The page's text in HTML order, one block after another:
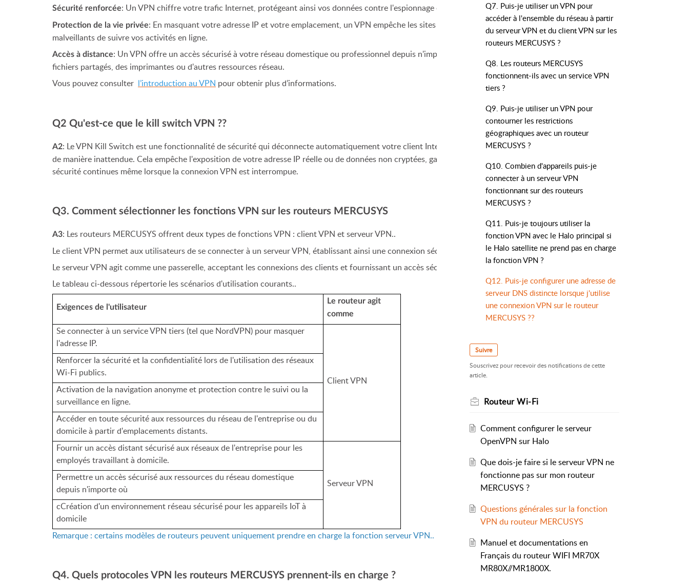
Sécurité renforcée: Un VPN chiffre votre trafic Internet, protégeant ainsi vos données contre l'espionnage et les accès non autorisés.
Protection de la vie privée: En masquant votre adresse IP et votre emplacement, un VPN empêche les sites Web, les annonceurs et les acteurs
malveillants de suivre vos activités en ligne.
Accès à distance: Un VPN offre un accès sécurisé à votre réseau domestique ou professionnel depuis n'importe où, vous permettant d'accéder à des
fichiers partagés, des imprimantes ou d'autres ressources réseau.
Vous pouvez consulter l’introduction au VPN pour obtenir plus d’informations.
Q2 Qu'est-ce que le kill switch VPN ??
A2: Le VPN Kill Switch est une fonctionnalité de sécurité qui déconnecte automatiquement votre client Internet si la connexion VPN est interrompue
de manière inattendue. Cela empêche l'exposition de votre adresse IP réelle ou de données non cryptées, garantissant ainsi une confidentialité et une
sécurité continues même lorsque la connexion VPN est interrompue.
Q3. Comment sélectionner les fonctions VPN sur les routeurs MERCUSYS
A3: Les routeurs MERCUSYS offrent deux types de fonctions VPN : client VPN et serveur VPN..
Le client VPN permet aux utilisateurs de se connecter à un serveur VPN, établissant ainsi une connexion sécurisée pour accéder aux ressources
Le serveur VPN agit comme une passerelle, acceptant les connexions des clients et fournissant un accès sécurisé à un réseau.
Le tableau ci-dessous répertorie les scénarios d'utilisation courants..
Exigences de l'utilisateur
Le routeur agit
comme
Se connecter à un service VPN tiers (tel que NordVPN) pour masquer
l'adresse IP.
Client VPN
Renforcer la sécurité et la confidentialité lors de l'utilisation des réseaux
Wi-Fi publics.
Activation de la navigation anonyme et protection contre le suivi ou la
surveillance en ligne.
Accéder en toute sécurité aux ressources du réseau de l'entreprise ou du
domicile à partir d'emplacements distants.
Fournir un accès distant sécurisé aux réseaux de l'entreprise pour les
employés travaillant à domicile.
Serveur VPN
Permettre un accès sécurisé aux ressources du réseau domestique
depuis n'importe où
cCréation d'un environnement réseau sécurisé pour les appareils IoT à
domicile
Remarque : certains modèles de routeurs peuvent uniquement prendre en charge la fonction serveur VPN..
Q4. Quels protocoles VPN les routeurs MERCUSYS prennent-ils en charge ?
Q7. Puis-je utiliser un VPN pour
accéder à l'ensemble du réseau à partir
du serveur VPN et du client VPN sur les
routeurs MERCUSYS ?
Q8. Les routeurs MERCUSYS
fonctionnent-ils avec un service VPN
tiers ?
Q9. Puis-je utiliser un VPN pour
contourner les restrictions
géographiques avec un routeur
MERCUSYS ?
Q10. Combien d'appareils puis-je
connecter à un serveur VPN
fonctionnant sur des routeurs
MERCUSYS ?
Q11. Puis-je toujours utiliser la
fonction VPN avec le Halo principal si
le Halo satellite ne prend pas en charge
la fonction VPN ?
Q12. Puis-je configurer une adresse de
serveur DNS distincte lorsque j'utilise
une connexion VPN sur le routeur
MERCUSYS ??
Suivre
Souscrivez pour recevoir des notifications de cette
article.
Routeur Wi-Fi
Comment configurer le serveur
OpenVPN sur Halo
Que dois-je faire si le serveur VPN ne
fonctionne pas sur mon routeur
MERCUSYS ?
Questions générales sur la fonction
VPN du routeur MERCUSYS
Manuel et documentations en
Français du routeur WIFI MR70X
MR80X//MR1800X.